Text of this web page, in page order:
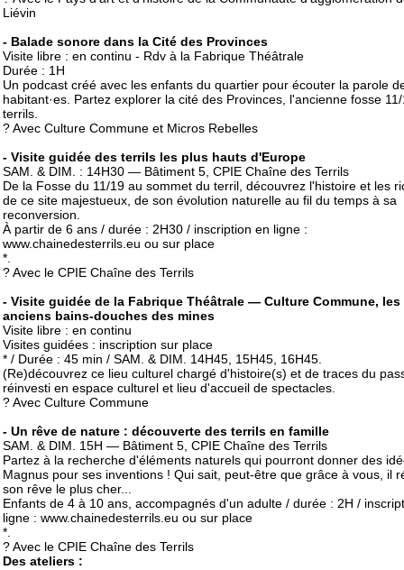
Liévin
- Balade sonore dans la Cité des Provinces
Visite libre : en continu - Rdv à la Fabrique Théâtrale
Durée : 1H
Un podcast créé avec les enfants du quartier pour écouter la parole
habitant·es. Partez explorer la cité des Provinces, l'ancienne fosse
terrils.
? Avec Culture Commune et Micros Rebelles
- Visite guidée des terrils les plus hauts d'Europe
SAM. & DIM. : 14H30 — Bâtiment 5, CPIE Chaîne des Terrils
De la Fosse du 11/19 au sommet du terril, découvrez l'histoire et les
de ce site majestueux, de son évolution naturelle au fil du temps à sa
reconversion.
À partir de 6 ans / durée : 2H30 / inscription en ligne :
www.chainedesterrils.eu ou sur place
*.
? Avec le CPIE Chaîne des Terrils
- Visite guidée de la Fabrique Théâtrale — Culture Commune, les
anciens bains-douches des mines
Visite libre : en continu
Visites guidées : inscription sur place
* / Durée : 45 min / SAM. & DIM. 14H45, 15H45, 16H45.
(Re)découvrez ce lieu culturel chargé d'histoire(s) et de traces du
réinvesti en espace culturel et lieu d'accueil de spectacles.
? Avec Culture Commune
- Un rêve de nature : découverte des terrils en famille
SAM. & DIM. 15H — Bâtiment 5, CPIE Chaîne des Terrils
Partez à la recherche d'éléments naturels qui pourront donner des
Magnus pour ses inventions ! Qui sait, peut-être que grâce à vous, il
son rêve le plus cher...
Enfants de 4 à 10 ans, accompagnés d'un adulte / durée : 2H /
ligne : www.chainedesterrils.eu ou sur place
*.
? Avec le CPIE Chaîne des Terrils
Des ateliers :